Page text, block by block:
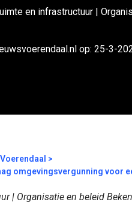
en infrastructuur |
op: 25-3-
omgevingsvergunning
| Organisatie en beleid